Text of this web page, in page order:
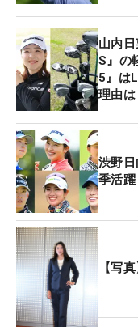
山内
S』の
5』は
理由
渋野
季活躍
【写